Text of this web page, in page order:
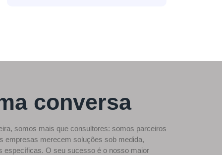
conversa
somos mais que consultores: somos parceiros
empresas merecem soluções sob medida,
específicas. O seu sucesso é o nosso maior